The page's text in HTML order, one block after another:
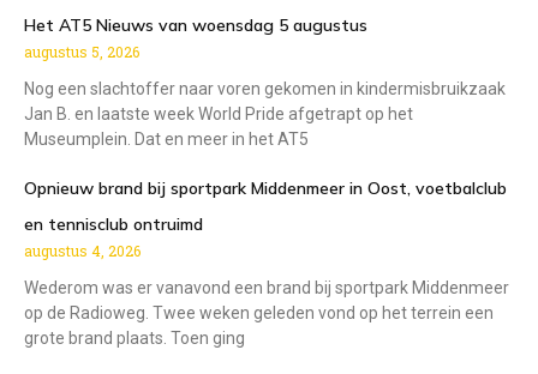
Het AT5 Nieuws van woensdag 5 augustus
augustus 5, 2026
Nog een slachtoffer naar voren gekomen in kindermisbruikzaak
Jan B. en laatste week World Pride afgetrapt op het
Museumplein. Dat en meer in het AT5
Opnieuw brand bij sportpark Middenmeer in Oost, voetbalclub
en tennisclub ontruimd
augustus 4, 2026
Wederom was er vanavond een brand bij sportpark Middenmeer
op de Radioweg. Twee weken geleden vond op het terrein een
grote brand plaats. Toen ging